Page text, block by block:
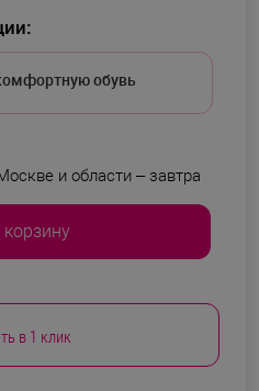
обувь
и области – завтра
корзину
в 1 клик